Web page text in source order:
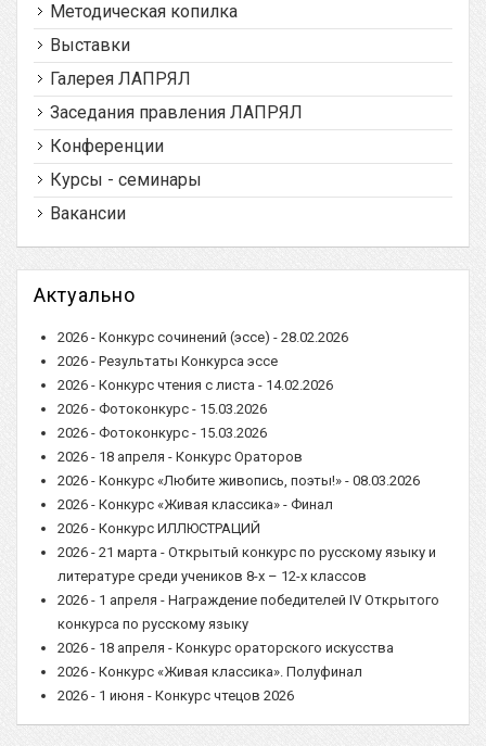
Методическая копилка
Выставки
Галерея ЛАПРЯЛ
Заседания правления ЛАПРЯЛ
Конференции
Курсы - семинары
Вакансии
Актуально
2026 - Конкурс сочинений (эссе) - 28.02.2026
2026 - Результаты Конкурса эссе
2026 - Конкурс чтения с листа - 14.02.2026
2026 - Фотоконкурс - 15.03.2026
2026 - Фотоконкурс - 15.03.2026
2026 - 18 апреля - Конкурс Ораторов
2026 - Конкурс «Любите живопись, поэты!» - 08.03.2026
2026 - Конкурс «Живая классика» - Финал
2026 - Конкурс ИЛЛЮСТРАЦИЙ
2026 - 21 марта - Открытый конкурс по русскому языку и
литературе среди учеников 8-х – 12-х классов
2026 - 1 апреля - Награждение победителей IV Открытого
конкурса по русскому языку
2026 - 18 апреля - Конкурс ораторского искусства
2026 - Конкурс «Живая классика». Полуфинал
2026 - 1 июня - Конкурс чтецов 2026